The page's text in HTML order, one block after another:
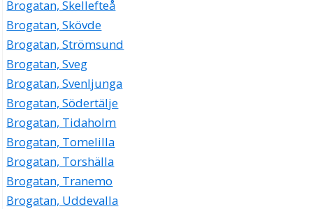
Brogatan, Skellefteå
Brogatan, Skövde
Brogatan, Strömsund
Brogatan, Sveg
Brogatan, Svenljunga
Brogatan, Södertälje
Brogatan, Tidaholm
Brogatan, Tomelilla
Brogatan, Torshälla
Brogatan, Tranemo
Brogatan, Uddevalla